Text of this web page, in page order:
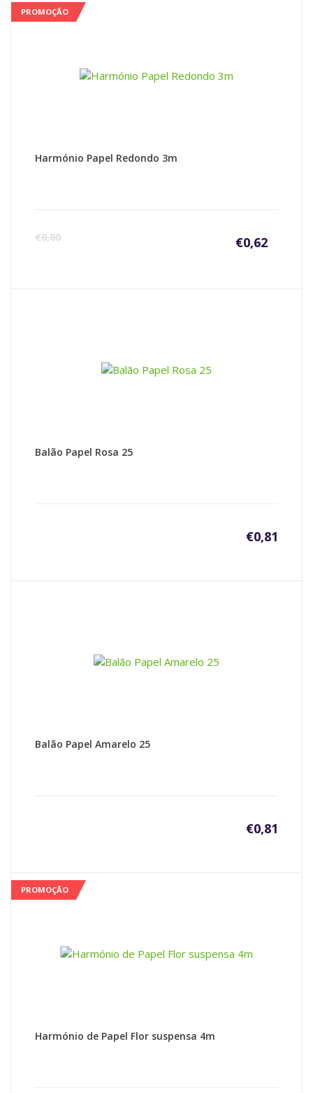
PROMOÇÃO
Harmónio Papel Redondo 3m
€0,80 €0,62
Balão Papel Rosa 25
€0,81
Balão Papel Amarelo 25
€0,81
PROMOÇÃO
Harmónio de Papel Flor suspensa 4m